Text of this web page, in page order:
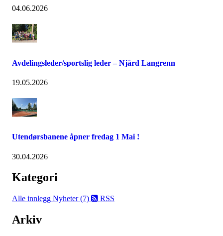
04.06.2026
Avdelingsleder/sportslig leder – Njård Langrenn
19.05.2026
Utendørsbanene åpner fredag 1 Mai !
30.04.2026
Kategori
Alle innlegg Nyheter (7) RSS
Arkiv